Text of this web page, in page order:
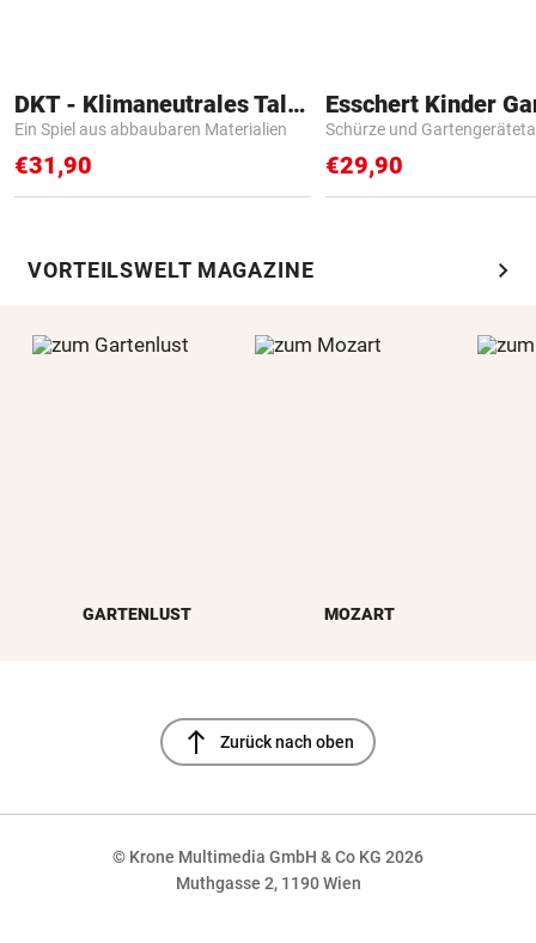
DKT - Klimaneutrales Talent
Ein Spiel aus abbaubaren Materialien
€31,90
Schürze und
€29,90
VORTEILSWELT MAGAZINE chevron_right
GARTENLUST MOZART
north Zurück nach oben
© Krone Multimedia GmbH & Co KG 2026
Muthgasse 2, 1190 Wien